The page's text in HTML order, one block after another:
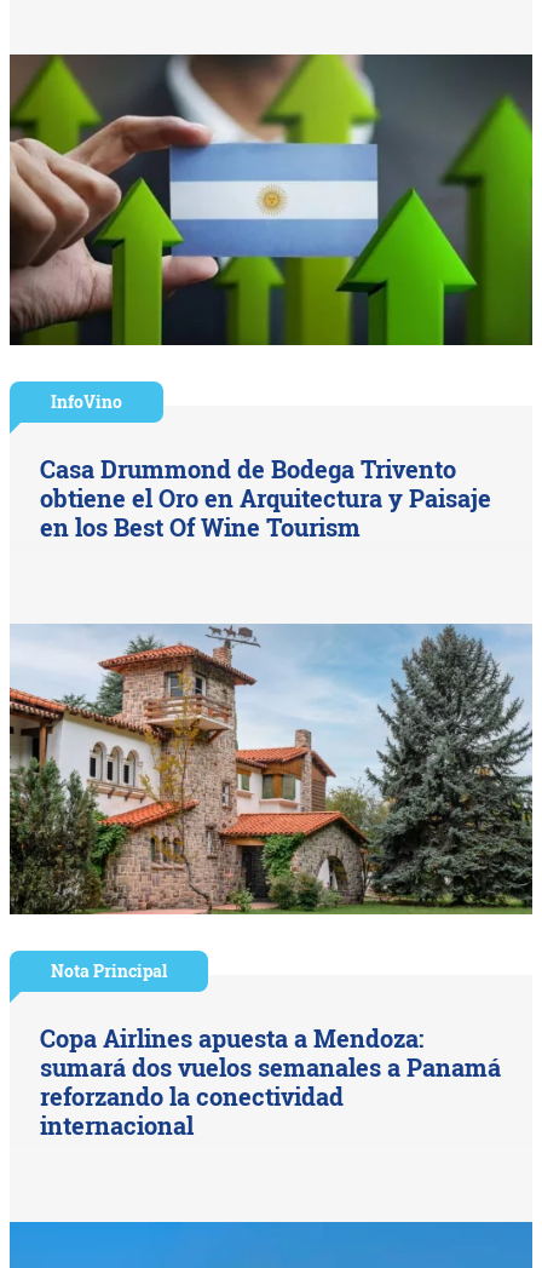
InfoVino
Casa Drummond de Bodega Trivento
obtiene el Oro en Arquitectura y Paisaje
en los Best Of Wine Tourism
Nota Principal
Copa Airlines apuesta a Mendoza:
sumará dos vuelos semanales a Panamá
reforzando la conectividad
internacional